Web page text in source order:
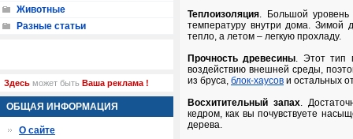
Теплоизоляция. Большой уровень
температуру внутри дома. Зимой
тепло, а летом – легкую прохладу.
Прочность древесины. Этот тип
воздействию внешней среды,
из бруса, блок-хаусов и остальных
Восхитительный запах.
кедром, как вы почувствуете
дерева.
Животные
Разные статьи
Здесь может быть Ваша реклама !
ОБЩАЯ ИНФОРМАЦИЯ
О сайте